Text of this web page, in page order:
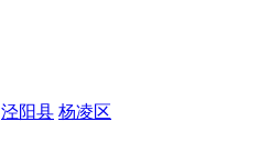
泾阳县 杨凌区